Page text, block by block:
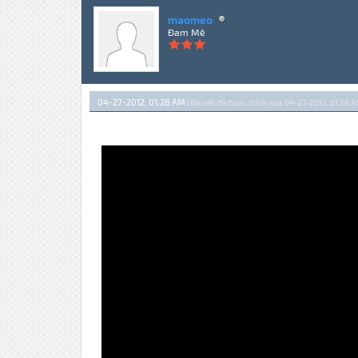
maomeo
Đam Mê
04-27-2012, 01:28 AM (Bài viết đã được chỉnh sửa: 04-27-2012, 01:29